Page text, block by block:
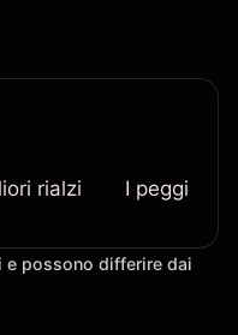
rialzi I peggiori
possono differire dai